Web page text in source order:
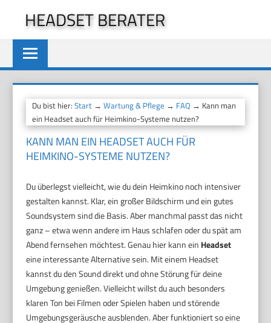
springen
HEADSET BERATER
Du bist hier:Start →Wartung & Pflege → FAQ → Kann man
ein Headset auch für Heimkino-Systeme nutzen?
KANN MAN EIN HEADSET AUCH FÜR
HEIMKINO-SYSTEME NUTZEN?
Du überlegst vielleicht, wie du dein Heimkino noch intensiver
gestalten kannst. Klar, ein großer Bildschirm und ein gutes
Soundsystem sind die Basis. Aber manchmal passt das nicht
ganz – etwa wenn andere im Haus schlafen oder du spät am
Abend fernsehen möchtest. Genau hier kann ein Headset
eine interessante Alternative sein. Mit einem Headset
kannst du den Sound direkt und ohne Störung für deine
Umgebung genießen. Vielleicht willst du auch besonders
klaren Ton bei Filmen oder Spielen haben und störende
Umgebungsgeräusche ausblenden. Aber funktioniert so eine